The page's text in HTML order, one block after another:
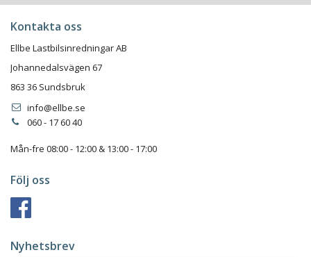
Kontakta oss
Ellbe Lastbilsinredningar AB
Johannedalsvägen 67
863 36 Sundsbruk
info@ellbe.se
060 - 17 60 40
Mån-fre 08:00 - 12:00 & 13:00 - 17:00
Följ oss
Nyhetsbrev